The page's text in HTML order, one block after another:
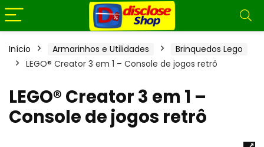
Início Armarinhos e Utilidades
Brinquedos Lego
LEGO® Creator 3 em 1 – Console de jogos retrô
LEGO® Creator 3 em 1 –
Console de jogos retrô